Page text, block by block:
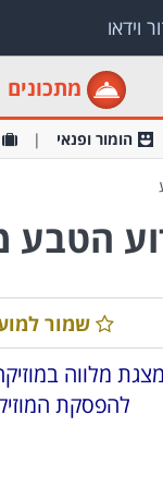
וידאו
מתכונים
הומור ופנאי
הטבע
שמור
מלווה
להפסקת